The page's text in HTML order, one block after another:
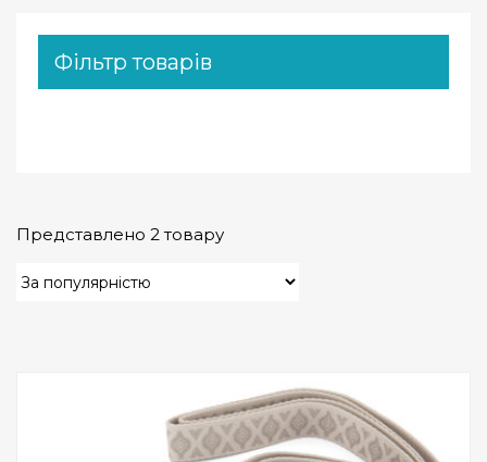
Фільтр товарів
Представлено 2 товару